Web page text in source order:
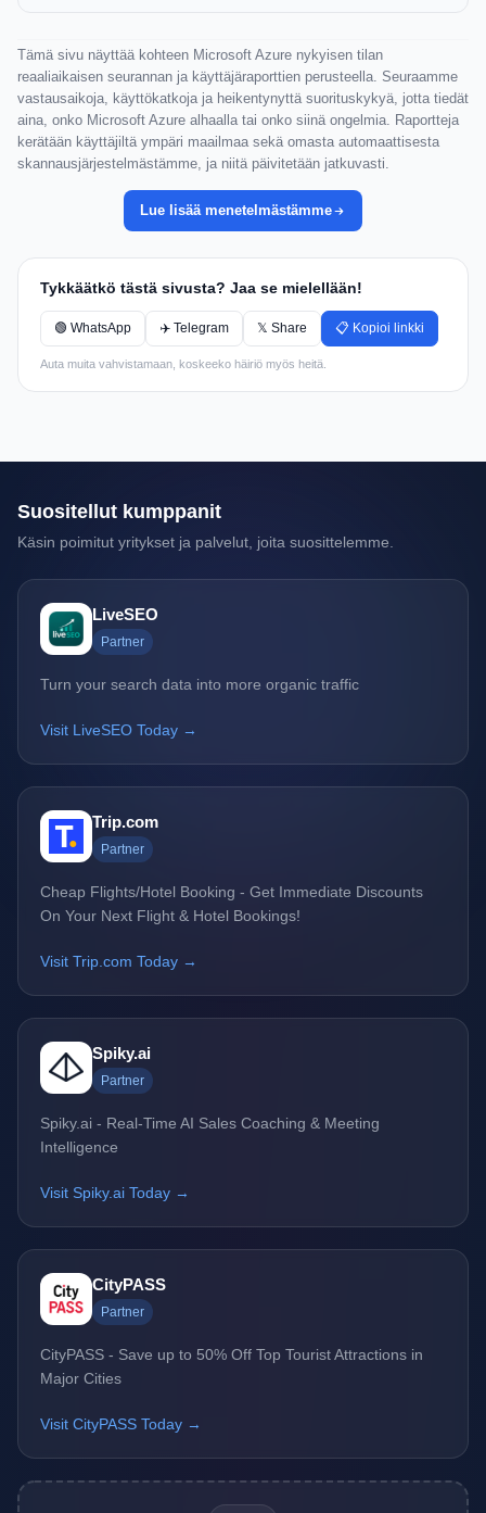
Tämä sivu näyttää kohteen Microsoft Azure nykyisen tilan
reaaliaikaisen seurannan ja käyttäjäraporttien perusteella. Seuraamme
vastausaikoja, käyttökatkoja ja heikentynyttä suorituskykyä, jotta tiedät
aina, onko Microsoft Azure alhaalla tai onko siinä ongelmia. Raportteja
kerätään käyttäjiltä ympäri maailmaa sekä omasta automaattisesta
skannausjärjestelmästämme, ja niitä päivitetään jatkuvasti.
Lue lisää menetelmästämme
Tykkäätkö tästä sivusta? Jaa se mielellään!
🟢 WhatsApp ✈️ Telegram 𝕏 Share 📋 Kopioi linkki
Auta muita vahvistamaan, koskeeko häiriö myös heitä.
Suositellut kumppanit
Käsin poimitut yritykset ja palvelut, joita suosittelemme.
LiveSEO
Partner
Turn your search data into more organic traffic
Visit LiveSEO Today →
Trip.com
Partner
Cheap Flights/Hotel Booking - Get Immediate Discounts
On Your Next Flight & Hotel Bookings!
Visit Trip.com Today →
Spiky.ai
Partner
Spiky.ai - Real-Time AI Sales Coaching & Meeting
Intelligence
Visit Spiky.ai Today →
CityPASS
Partner
CityPASS - Save up to 50% Off Top Tourist Attractions in
Major Cities
Visit CityPASS Today →